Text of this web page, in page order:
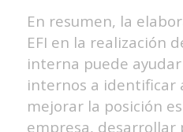
En resumen, la
EFI en la realización
interna puede
internos a identificar
mejorar la posición
empresa, desarrollar